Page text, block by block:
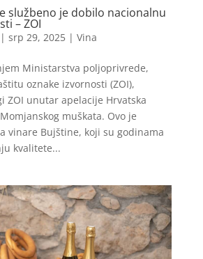
službeno je dobilo nacionalnu
– ZOI
| srp 29, 2025| Vina
Ministarstva poljoprivrede,
oznake izvornosti (ZOI),
ZOI unutar apelacije Hrvatska
muškata. Ovo je
vinare Bujštine, koji su godinama
kvalitete...